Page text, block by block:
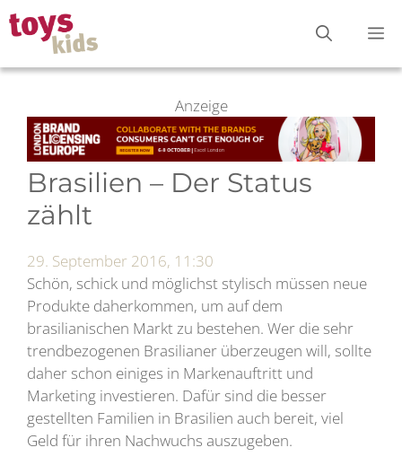
Zum
Inhalt
springen
Anzeige
Brasilien – Der Status
zählt
29. September 2016, 11:30
Schön, schick und möglichst stylisch müssen neue
Produkte daherkommen, um auf dem
brasilianischen Markt zu bestehen. Wer die sehr
trendbezogenen Brasilianer überzeugen will, sollte
daher schon einiges in Markenauftritt und
Marketing investieren. Dafür sind die besser
gestellten Familien in Brasilien auch bereit, viel
Geld für ihren Nachwuchs auszugeben.